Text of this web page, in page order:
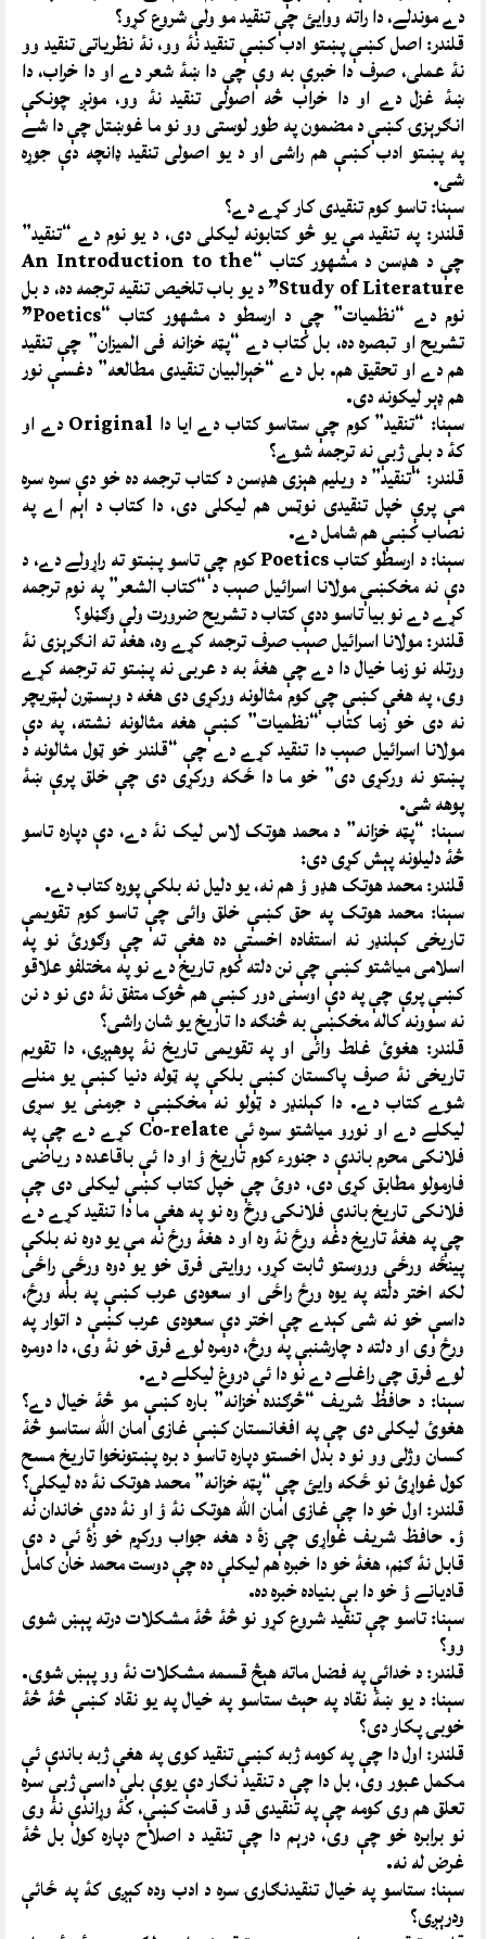
دے موندلے، دا راته ووايئ چې تنقيد مو ولې شروع کړو؟
قلندر: اصل کښې پښتو ادب کښې تنقيد نۀ وو، نۀ نظرياتى تنقيد وو
نۀ عملى، صرف دا خبرې به وې چې دا ښۀ شعر دے او دا خراب، دا
ښۀ غزل دے او دا خراب څه اصولى تنقيد نۀ وو، مونږ چونکې
انګرېزۍ کښې د مضمون په طور لوستى وو نو ما غوښتل چې دا شے
په پښتو ادب کښې هم راشى او د يو اصولى تنقيد ډانچه دې جوړه
شى.
سېنا: تاسو کوم تنقيدى کار کړے دے؟
قلندر: په تنقيد مې يو څو کتابونه ليکلى دى، د يو نوم دے “تنقيد”
چې د هډسن د مشهور کتاب “An Introduction to the
Study of Literature” د يو باب تلخيص تنقيه ترجمه ده، د بل
نوم دے “نظميات” چې د ارسطو د مشهور کتاب “Poetics”
تشريح او تبصره ده، بل کتاب دے “پټه خزانه فى الميزان” چې تنقيد
هم دے او تحقيق هم. بل دے “خېرالبيان تنقيدى مطالعه” دغسې نور
هم ډېر ليکونه دى.
سېنا: “تنقيد” کوم چې ستاسو کتاب دے ايا دا Original دے او
کۀ د بلې ژبې نه ترجمه شوے؟
قلندر: “تنقيد” د ويليم هېزى هډسن د کتاب ترجمه ده خو دې سره سره
مې پرې خپل تنقيدى نوټس هم ليکلى دى، دا کتاب د اېم اے په
نصاب کښې هم شامل دے.
سېنا: د ارسطو کتاب Poetics کوم چې تاسو پښتو ته راړولے دے، د
دې نه مخکښې مولانا اسرائيل صېب د “کتاب الشعر” په نوم ترجمه
کړے دے نو بيا تاسو ددې کتاب د تشريح ضرورت ولې وګڼلو؟
قلندر: مولانا اسرائيل صېب صرف ترجمه کړے وه، هغه ته انګرېزى نۀ
ورتله نو زما خيال دا دے چې هغۀ به د عربۍ نه پښتو ته ترجمه کړے
وى، په هغې کښې چې کوم مثالونه ورکړى دى هغه د وېسټرن لېټريچر
نه دى خو زما کتاب “نظميات” کښې هغه مثالونه نشته، په دې
مولانا اسرائيل صېب دا تنقيد کړے دے چې “قلندر خو ټول مثالونه د
پښتو نه ورکړى دى” خو ما دا ځکه ورکړى دى چې خلق پرې ښۀ
پوهه شى.
سېنا: “پټه خزانه” د محمد هوتک لاس ليک نۀ دے، دې دپاره تاسو
څۀ دليلونه پېش کړى دى:
قلندر: محمد هوتک هډو ؤ هم نه، يو دليل نه بلکې پوره کتاب دے.
سېنا: محمد هوتک په حق کښې خلق وائى چې تاسو کوم تقويمې
تاريخى کېلنډر نه استفاده اخستې ده هغې ته چې وګورئ نو په
اسلامى مياشتو کښې چې نن دلته کوم تاريخ دے نو په مختلفو علاقو
کښې پرې چې په دې اوسنى دور کښې هم څوک متفق نۀ دى نو د نن
نه سوونه کاله مخکښې به څنګه دا تاريخ يو شان راشى؟
قلندر: هغوئ غلط وائى او په تقويمى تاريخ نۀ پوهېږى، دا تقويم
تاريخى نۀ صرف پاکستان کښې بلکې په ټوله دنيا کښې يو منلے
شوے کتاب دے. دا کېلنډر د ټولو نه مخکښې د جرمنى يو سړى
ليکلے دے او نورو مياشتو سره ئې Co-relate کړے دے چې په
فلانکى محرم باندې د جنورء کوم تاريخ ؤ او دا ئې باقاعده د رياضۍ
فارمولو مطابق کړى دى، دوئ چې خپل کتاب کښې ليکلى دى چې
فلانکى تاريخ باندې فلانکۍ ورځ وه نو په هغې ما دا تنقيد کړے دے
چې په هغۀ تاريخ دغه ورځ نۀ وه او د هغۀ ورځ نه مې يو دوه نه بلکې
پينځه ورځې وروستو ثابت کړو، روايتى فرق خو يو دوه ورځې راځى
لکه اختر دلته په يوه ورځ راځى او سعودى عرب کښې په بله ورځ،
داسې خو نه شى کېدے چې اختر دې سعودى عرب کښې د اتوار په
ورځ وى او دلته د چارشنبې په ورځ، دومره لوے فرق خو نۀ وى، دا دومره
لوے فرق چې راغلے دے نو دا ئې دروغ ليکلے دے.
سېنا: د حافظ شريف “څرګنده خزانه” باره کښې مو څۀ خيال دے؟
هغوئ ليکلى دى چې په افغانستان کښې غازى امان الله ستاسو څۀ
کسان وژلى وو نو د بدل اخستو دپاره تاسو د بره پښتونخوا تاريخ مسح
کول غواړئ نو ځکه وايئ چې “پټه خزانه” محمد هوتک نۀ ده ليکلې؟
قلندر: اول خو دا چې غازى امان الله هوتک نۀ ؤ او نۀ ددې خاندان نه
ؤ. حافظ شريف غواړى چې زۀ د هغه جواب ورکړم خو زۀ ئې د دې
قابل نۀ ګڼم، هغۀ خو دا خبره هم ليکلې ده چې دوست محمد خان کامل
قاديانے ؤ خو دا بې بنياده خبره ده.
سېنا: تاسو چې تنقيد شروع کړو نو څۀ څۀ مشکلات درته پېښ شوى
وو؟
قلندر: د خدائې په فضل ماته هېڅ قسمه مشکلات نۀ وو پېښ شوى.
سېنا: د يو ښۀ نقاد په حېث ستاسو په خيال په يو نقاد کښې څۀ څۀ
خوبۍ پکار دى؟
قلندر: اول دا چې په کومه ژبه کښې تنقيد کوى په هغې ژبه باندې ئې
مکمل عبور وى، بل دا چې د تنقيد نګار دې يوې بلې داسې ژبې سره
تعلق هم وى کومه چې په تنقيدى قد و قامت کښې، کۀ وړاندې نۀ وى
نو برابره خو چې وى، درېم دا چې تنقيد د اصلاح دپاره کول بل څۀ
غرض له نه.
سېنا: ستاسو په خيال تنقيدنګارۍ سره د ادب وده کېږى کۀ په ځائې
ودرېږى؟